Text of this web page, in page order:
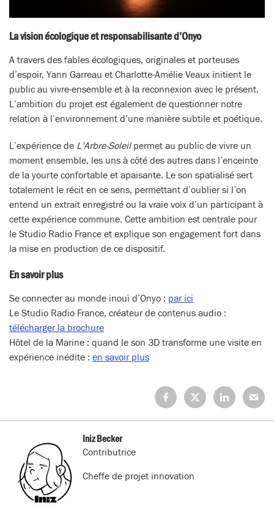
La vision écologique et responsabilisante d’Onyo
A travers des fables écologiques, originales et porteuses
d’espoir, Yann Garreau et Charlotte-Amélie Veaux initient le
public au vivre-ensemble et à la reconnexion avec le présent.
L’ambition du projet est également de questionner notre
relation à l’environnement d’une manière subtile et poétique.
L’expérience de L’Arbre-Soleil permet au public de vivre un
moment ensemble, les uns à côté des autres dans l’enceinte
de la yourte confortable et apaisante. Le son spatialisé sert
totalement le récit en ce sens, permettant d’oublier si l’on
entend un extrait enregistré ou la vraie voix d’un participant à
cette expérience commune. Cette ambition est centrale pour
le Studio Radio France et explique son engagement fort dans
la mise en production de ce dispositif.
En savoir plus
Se connecter au monde inouï d’Onyo : par ici
Le Studio Radio France, créateur de contenus audio :
télécharger la brochure
Hôtel de la Marine : quand le son 3D transforme une visite en
expérience inédite : en savoir plus
Partagez
sur
Facebook
Partagez
sur
X
Partagez
sur
LinkedIn
sur
Mail
Iniz Becker
Contributrice
Cheffe de projet innovation